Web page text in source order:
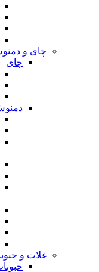
چای و
چای
غلات و